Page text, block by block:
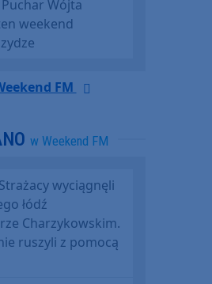
Wójta
weekend
FM
w Weekend FM
Strażacy wyciągnęli
łódź
Charzykowskim.
ruszyli z pomocą